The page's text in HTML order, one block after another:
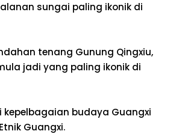
sungai paling ikonik di
tenang Gunung Qingxiu,
jadi yang paling ikonik di
kepelbagaian budaya Guangxi
Guangxi.